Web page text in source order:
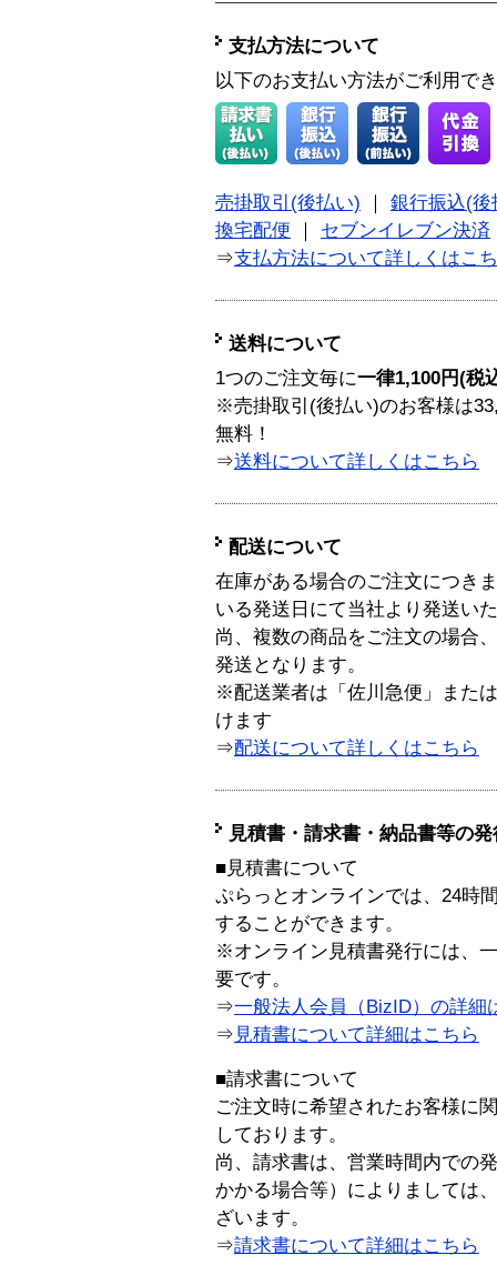
支払方法について
以下のお支払い方法がご利用で
売掛取引(後払い)
銀行振込(後
換宅配便
セブンイレブン決済
⇒支払方法について詳しくはこ
送料について
1つのご注文毎に一律1,100円(税
※売掛取引(後払い)のお客様は
無料！
⇒送料について詳しくはこちら
配送について
在庫がある場合のご注文につき
いる発送日にて当社より発送い
尚、複数の商品をご注文の場合
発送となります。
※配送業者は「佐川急便」また
けます
⇒配送について詳しくはこちら
見積書・請求書・納品書等の
■見積書について
ぷらっとオンラインでは、24時
することができます。
※オンライン見積書発行には、
要です。
⇒一般法人会員（BizID）の詳細
⇒ 見積書について詳細はこちら
■請求書について
ご注文時に希望されたお客様に
しております。
尚、請求書は、営業時間内での
かかる場合等）によりましては
ざいます。
⇒請求書について詳細はこちら